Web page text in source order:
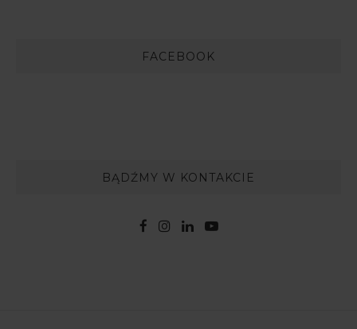
FACEBOOK
BĄDŹMY W KONTAKCIE